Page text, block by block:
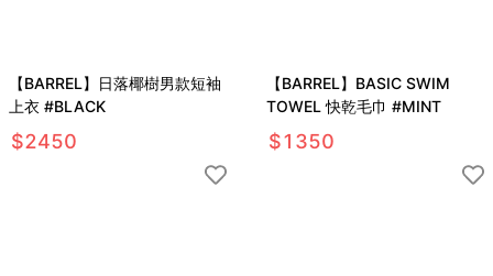
【BARREL】日落椰樹男款短袖
上衣 #BLACK
$2450
【BARREL】BASIC SWIM
TOWEL 快乾毛巾 #MINT
$1350